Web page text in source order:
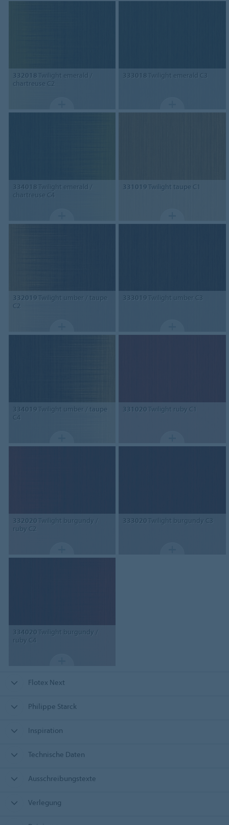
332018Twilight emerald /
chartreuse C2
333018 Twilight emerald C3
334018 Twilight emerald /
chartreuse C4
331019Twilight taupe C1
332019Twilight umber / taupe
C2
333019 Twilight umber C3
334019 Twilight umber / taupe
C4
331020Twilight ruby C1
332020Twilight burgundy /
ruby C2
333020 Twilight burgundy C3
334020 Twilight burgundy /
ruby C4
Flotex Next
Philippe Starck
Inspiration
Technische Daten
Ausschreibungstexte
Verlegung